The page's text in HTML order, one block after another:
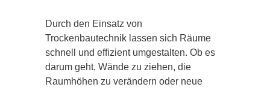
Durch den Einsatz von
Trockenbautechnik lassen sich Räume
schnell und effizient umgestalten. Ob es
darum geht, Wände zu ziehen, die
Raumhöhen zu verändern oder neue